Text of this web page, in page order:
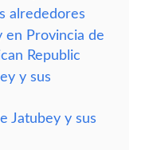
alrededores
en Provincia de
Republic
y sus
Jatubey y sus